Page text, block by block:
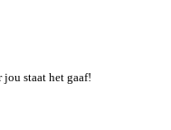
jou staat het gaaf!